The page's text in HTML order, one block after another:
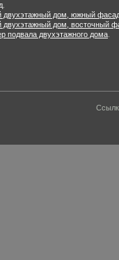
двухэтажный дом, южный
двухэтажный дом, восточный
подвала двухэтажного дома